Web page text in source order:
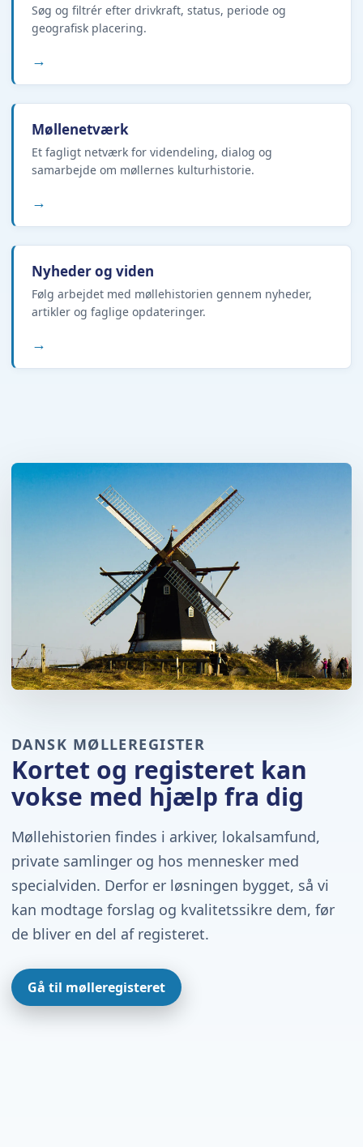
Søg og filtrér efter drivkraft, status, periode og
geografisk placering.
→
Møllenetværk
Et fagligt netværk for videndeling, dialog og
samarbejde om møllernes kulturhistorie.
→
Nyheder og viden
Følg arbejdet med møllehistorien gennem nyheder,
artikler og faglige opdateringer.
→
DANSK MØLLEREGISTER
Kortet og registeret kan
vokse med hjælp fra dig
Møllehistorien findes i arkiver, lokalsamfund,
private samlinger og hos mennesker med
specialviden. Derfor er løsningen bygget, så vi
kan modtage forslag og kvalitetssikre dem, før
de bliver en del af registeret.
Gå til mølleregisteret